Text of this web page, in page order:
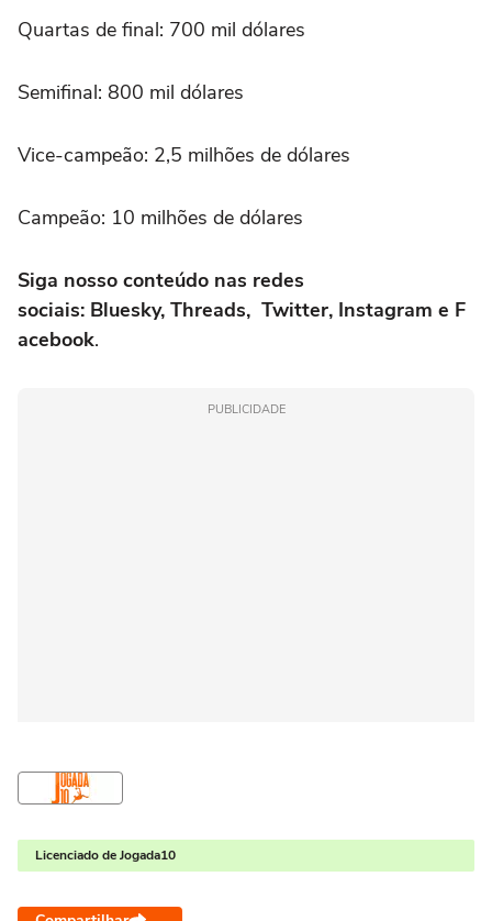
Quartas de final: 700 mil dólares
Semifinal: 800 mil dólares
Vice-campeão: 2,5 milhões de dólares
Campeão: 10 milhões de dólares
Siga nosso conteúdo nas redes
sociais: Bluesky, Threads, Twitter, Instagram e F
acebook.
PUBLICIDADE
Licenciado de Jogada10